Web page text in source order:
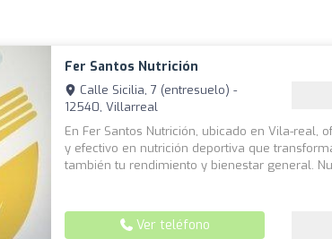
Fer Santos Nutrición
Calle Sicilia, 7 (entresuelo) -
12540, Villarreal
En Fer Santos Nutrición, ubicado en Vila-real,
y efectivo en nutrición deportiva que
también tu rendimiento y bienestar general.
Ver teléfono